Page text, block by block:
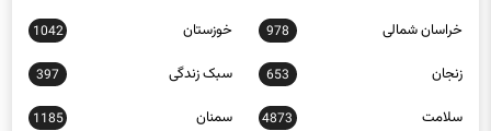
خراسان شمالی 978 خوزستان 1042
زنجان 653 سبک زندگی 397
سلامت 4873 سمنان 1185